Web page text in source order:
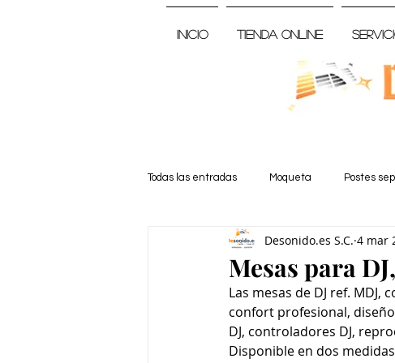
Inicio Tienda Online
Todas las entradas Moqueta Postes
Mesas para
Desonido.es S.C. 4 mar
Las mesas de DJ ref.
confort profesional,
DJ, controladores DJ,
Disponible en dos